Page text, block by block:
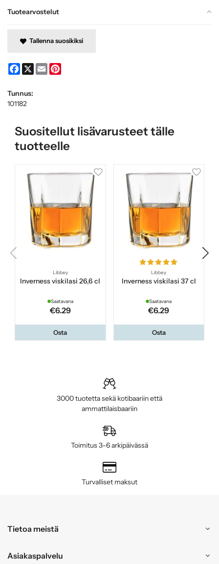
Tuotearvostelut
Tallenna suosikiksi
Facebook
X Email
Tunnus:
101182
Suositellut lisävarusteet tälle
tuotteelle
Libbey
Inverness viskilasi 26,6 cl
Saatavana
€6.29
Osta
Libbey
Inverness viskilasi 37 cl
Saatavana
€6.29
Osta
3000 tuotetta sekä kotibaariin että
ammattilaisbaariin
Toimitus 3–6 arkipäivässä
Turvalliset maksut
Tietoa meistä
Asiakaspalvelu